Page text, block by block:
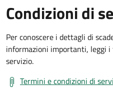
Condizioni di
Per conoscere i dettagli di
informazioni importanti, leggi
servizio.
Termini e condizioni di